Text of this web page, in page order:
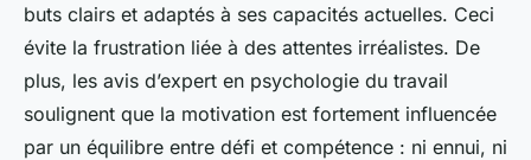
buts clairs et adaptés à ses capacités actuelles. Ceci
évite la frustration liée à des attentes irréalistes. De
plus, les avis d’expert en psychologie du travail
soulignent que la motivation est fortement influencée
par un équilibre entre défi et compétence : ni ennui, ni